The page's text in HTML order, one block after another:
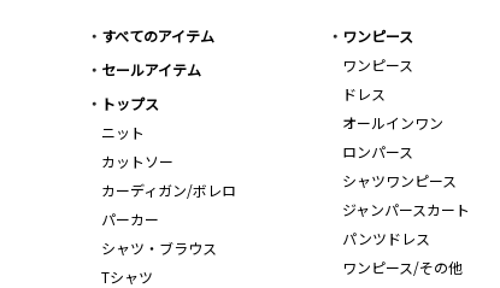
すべてのアイテム
セールアイテム
トップス
ニット
カットソー
カーディガン/ボレロ
パーカー
シャツ・ブラウス
Tシャツ
ワンピース
ワンピース
ドレス
オールインワン
ロンパース
シャツワンピース
ジャンパースカート
パンツドレス
ワンピース/その他